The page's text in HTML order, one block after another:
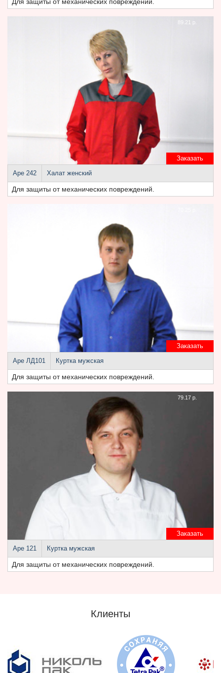
Для защиты от механических повреждений.
Заказать
89.21 р.
Аре 242 Халат женский
Для защиты от механических повреждений.
Заказать
Аре ЛД101 Куртка мужская
Для защиты от механических повреждений.
Заказать
79.17 р.
Аре 121 Куртка мужская
Для защиты от механических повреждений.
Клиенты